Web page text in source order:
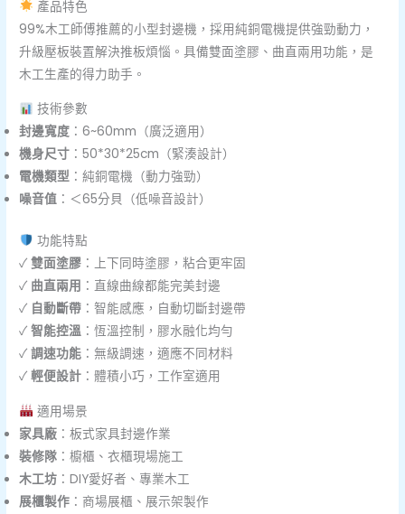
產品特色
99%木工師傅推薦的小型封邊機，採用純銅電機提供強勁動力，
升級壓板裝置解決推板煩惱。具備雙面塗膠、曲直兩用功能，是
木工生產的得力助手。
技術參數
封邊寬度 ：6~60mm（廣泛適用）
機身尺寸 ：50*30*25cm（緊湊設計）
電機類型 ：純銅電機（動力強勁）
噪音值 ：＜65分貝（低噪音設計）
功能特點
✓雙面塗膠 ：上下同時塗膠，粘合更牢固
✓ 曲直兩用 ：直線曲線都能完美封邊
✓ 自動斷帶 ：智能感應，自動切斷封邊帶
✓智能控溫 ：恆溫控制，膠水融化均勻
✓調速功能 ：無級調速，適應不同材料
✓輕便設計 ：體積小巧，工作室適用
適用場景
家具廠 ：板式家具封邊作業
裝修隊 ：櫥櫃、衣櫃現場施工
木工坊 ：DIY愛好者、專業木工
展櫃製作 ：商場展櫃、展示架製作